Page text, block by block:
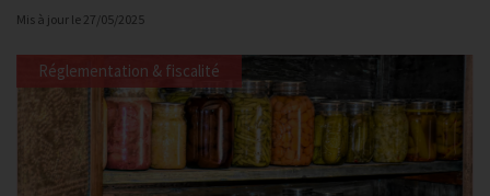
Mis à jour le 27/05/2025
Réglementation & fiscalité